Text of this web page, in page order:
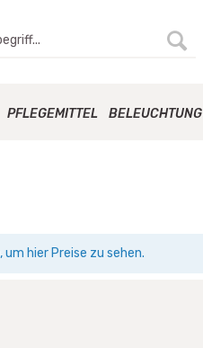
PFLEGEMITTEL BELEUCHTUNG
, um hier Preise zu sehen.